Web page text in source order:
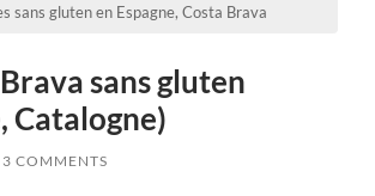
sans gluten en Espagne, Costa Brava
sans gluten
Catalogne)
3 COMMENTS